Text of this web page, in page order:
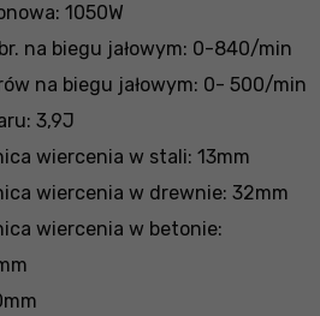
1050W
na biegu jałowym: 0-840/min
na biegu jałowym: 0- 500/min
3,9J
wiercenia w stali: 13mm
wiercenia w drewnie: 32mm
wiercenia w betonie: